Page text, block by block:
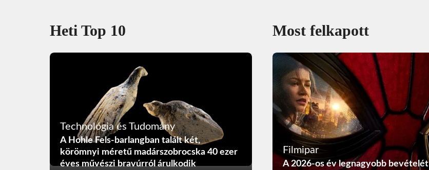
Heti Top 10
Technológia és Tudomány
A Hohle Fels-barlangban talált két,
körömnyi méretű madárszobrocska 40 ezer
éves művészi bravúrról árulkodik
Most felkapott
Filmipar
A 2026-os év legnagyobb bevételét